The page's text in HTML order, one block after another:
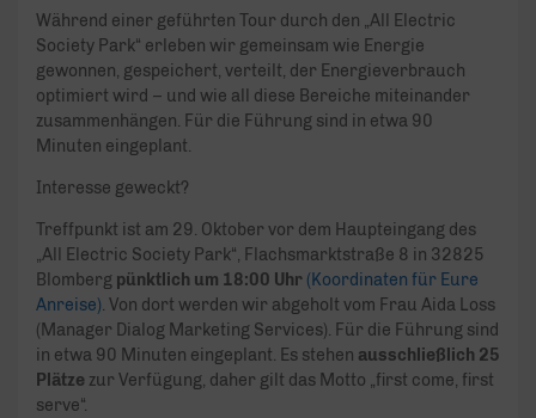
Während einer geführten Tour durch den „All Electric
Society Park“ erleben wir gemeinsam wie Energie
gewonnen, gespeichert, verteilt, der Energieverbrauch
optimiert wird – und wie all diese Bereiche miteinander
zusammenhängen. Für die Führung sind in etwa 90
Minuten eingeplant.
Interesse geweckt?
Treffpunkt ist am 29. Oktober vor dem Haupteingang des
„All Electric Society Park“, Flachsmarktstraße 8 in 32825
Blomberg pünktlich um 18:00 Uhr (Koordinaten für Eure
Anreise). Von dort werden wir abgeholt vom Frau Aida Loss
(Manager Dialog Marketing Services). Für die Führung sind
in etwa 90 Minuten eingeplant. Es stehen ausschließlich 25
Plätze zur Verfügung, daher gilt das Motto „first come, first
serve“.